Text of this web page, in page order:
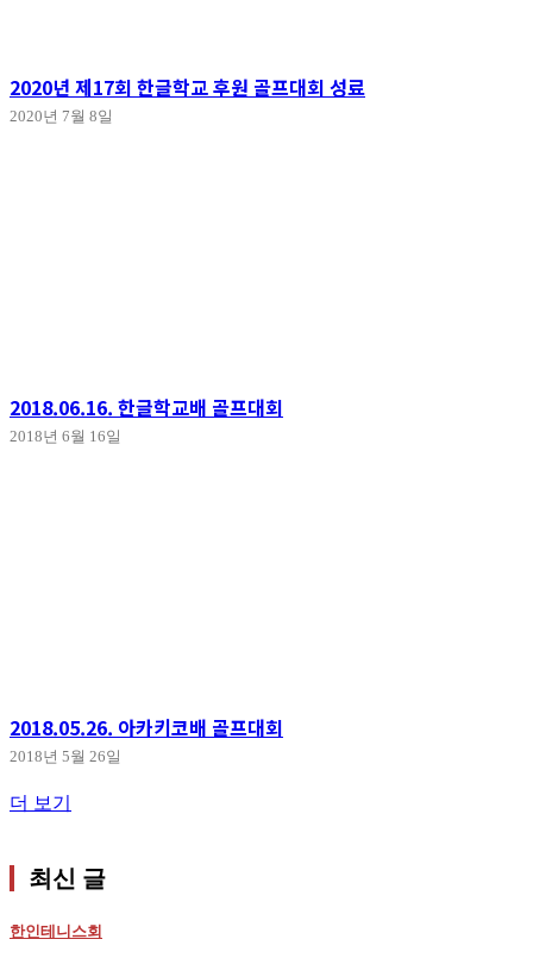
2020년 제17회 한글학교 후원 골프대회 성료
2020년 7월 8일
2018.06.16. 한글학교배 골프대회
2018년 6월 16일
2018.05.26. 아카키코배 골프대회
2018년 5월 26일
더 보기
최신 글
한인테니스회